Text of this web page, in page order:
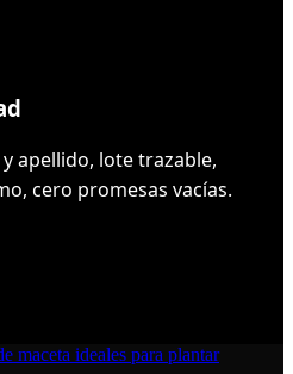
apellido, lote trazable,
cero promesas vacías.